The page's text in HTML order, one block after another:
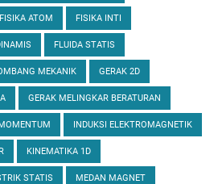
FISIKA ATOM FISIKA INTI
FLUIDA STATIS
MEKANIK GERAK 2D
GERAK MELINGKAR BERATURAN
INDUKSI ELEKTROMAGNETIK
KINEMATIKA 1D
STATIS MEDAN MAGNET